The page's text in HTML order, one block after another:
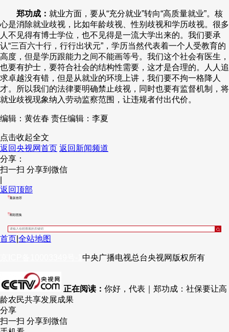
郑功成： 就业方面，要从“充分就业”转向“高质量就业”。核
心是消除就业歧视，比如年龄歧视、性别歧视和学历歧视。很多
人不见得有博士学位，也不见得是一流大学出来的。我们要承
认“三百六十行，行行出状元”，学历当然代表着一个人受教育的
高度，但是学历跟能力之间不能画等号。我们这个社会有医生，
也要有护士，要符合社会的结构性需要，这才是合理的。人人追
求卓越没有错，但是从就业的环境上讲，我们要不拘一格降人
才。所以我们的法律要明确禁止歧视，同时也要有监督机制，将
就业歧视现象纳入劳动监察范围，让违规者付出代价。
编辑：黄佐春 责任编辑：李夏
点击收起全文
返回央视网首页 返回新闻频道
分享：
扫一扫 分享到微信
返回顶部
最新推荐
精彩图集
首页 全站地图
中央广播电视总台央视网 版权所有
正在阅读： 你好，代表｜郑功成：社保要让高
龄农民共享发展成果
分享
扫一扫 分享到微信